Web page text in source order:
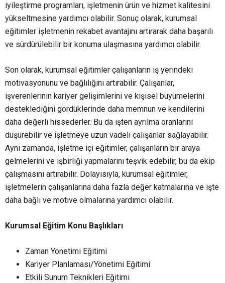
iyileştirme programları, işletmenin ürün ve hizmet kalitesini
yükseltmesine yardımcı olabilir. Sonuç olarak, kurumsal
eğitimler işletmenin rekabet avantajını artırarak daha başarılı
ve sürdürülebilir bir konuma ulaşmasına yardımcı olabilir.
Son olarak, kurumsal eğitimler çalışanların iş yerindeki
motivasyonunu ve bağlılığını artırabilir. Çalışanlar,
işverenlerinin kariyer gelişimlerini ve kişisel büyümelerini
desteklediğini gördüklerinde daha memnun ve kendilerini
daha değerli hissederler. Bu da işten ayrılma oranlarını
düşürebilir ve işletmeye uzun vadeli çalışanlar sağlayabilir.
Aynı zamanda, işletme içi eğitimler, çalışanların bir araya
gelmelerini ve işbirliği yapmalarını teşvik edebilir, bu da ekip
çalışmasını artırabilir. Dolayısıyla, kurumsal eğitimler,
işletmelerin çalışanlarına daha fazla değer katmalarına ve işte
daha bağlı ve motive olmalarına yardımcı olabilir.
Kurumsal Eğitim Konu Başlıkları
Zaman Yönetimi Eğitimi
Kariyer Planlaması/Yönetimi Eğitimi
Etkili Sunum Teknikleri Eğitimi